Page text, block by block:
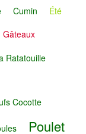
Cumin
Été
Gâteaux
Ratatouille
Cocotte
Poulet